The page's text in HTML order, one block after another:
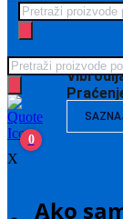
Ako
Products
search
Products
search
0
X